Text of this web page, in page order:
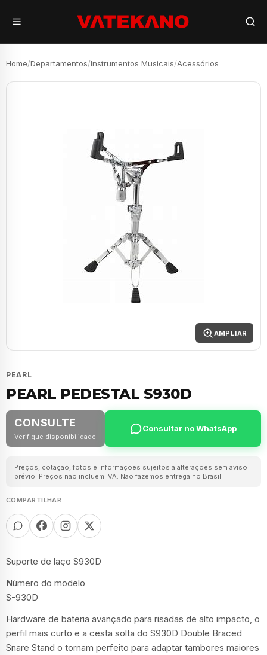
Home/Departamentos/Instrumentos Musicais/Acessórios
AMPLIAR
PEARL
PEARL PEDESTAL S930D
CONSULTE
Verifique disponibilidade
Consultar no WhatsApp
Preços, cotação, fotos e informações sujeitos a alterações sem aviso
prévio. Preços não incluem IVA. Não fazemos entrega no Brasil.
COMPARTILHAR
Suporte de laço S930D
Número do modelo
S-930D
Hardware de bateria avançado para risadas de alto impacto, o
perfil mais curto e a cesta solta do S930D Double Braced
Snare Stand o tornam perfeito para adaptar tambores maiores